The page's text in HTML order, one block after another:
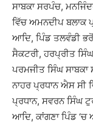
ਸਾਬਕਾ ਸਰਪੰਚ,
ਵਿੱਚ ਅਮਨਦੀਪ ਬਲਾਕ
ਆਦਿ, ਪਿੰਡ ਤਲਵੰਡੀ
ਸੈਕਟਰੀ, ਹਰਪ੍ਰੀਤ
ਪਰਮਜੀਤ ਸਿੰਘ
ਨਾਹਰ ਪ੍ਰਧਾਨ ਐਸ ਸੀ
ਪ੍ਰਧਾਨ, ਸਵਰਨ ਸਿੰਘ
ਆਦਿ, ਕਾਂਗਣਾ ਪਿੰਡ